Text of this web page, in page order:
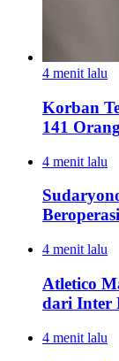
4 menit lalu
Korban
141 Orang
4 menit lalu
Beroperasi
4 menit lalu
Atletico
dari Inter
4 menit lalu